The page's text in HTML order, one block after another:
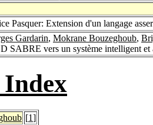
Pasquer: Extension d'un langage
Gardarin, Mokrane Bouzeghoub,
SABRE vers un système intelligent
[1]